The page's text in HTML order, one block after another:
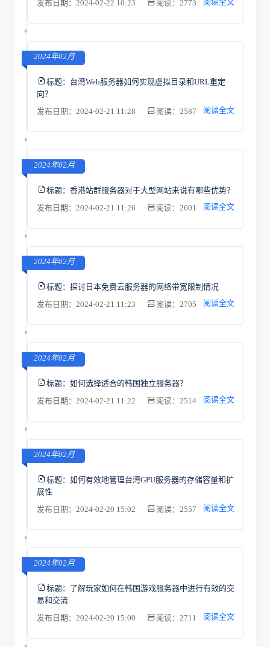
发布日期：2024-02-22 10:23 阅读：2773
2024年02月
标题： 台湾Web服务器如何实现虚拟目录和URL重定
向？
发布日期：2024-02-21 11:28
阅读：2587 阅读全文
2024年02月
标题： 香港站群服务器对于大型网站来说有哪些优势？
发布日期：2024-02-21 11:26
阅读：2601 阅读全文
2024年02月
标题： 探讨日本免费云服务器的网络带宽限制情况
发布日期：2024-02-21 11:23
阅读：2705 阅读全文
2024年02月
标题： 如何选择适合的韩国独立服务器？
发布日期：2024-02-21 11:22
阅读：2514 阅读全文
2024年02月
标题： 如何有效地管理台湾GPU服务器的存储容量和扩
展性
发布日期：2024-02-20 15:02
阅读：2557 阅读全文
2024年02月
标题： 了解玩家如何在韩国游戏服务器中进行有效的交
易和交流
发布日期：2024-02-20 15:00
阅读：2711 阅读全文